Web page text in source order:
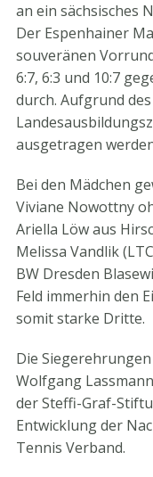
an ein sächsisches
Der Espenhainer
souveränen
6:7, 6:3 und 10:7
durch. Aufgrund
ausgetragen
Bei den Mädchen
Viviane Nowottny
Ariella Löw aus
Melissa Vandlik
BW Dresden
Feld immerhin den
somit starke Dritte.
Die
Wolfgang
der Steffi-Graf-
Entwicklung der
Tennis Verband.